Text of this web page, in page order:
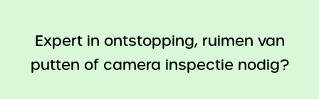
Expert in ontstopping, ruimen van
putten of camera inspectie nodig?